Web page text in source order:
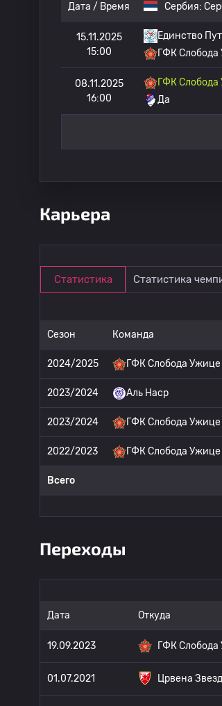
Дата / Время Сербия:
15.11.2025
15:00
Единство
ГФК
08.11.2025
16:00
ГФК
Да
Карьера
Статистика Статистика
Сезон Команда
2024/2025 ГФК Слобода Ужице
2023/2024 Аль Наср
2023/2024 ГФК Слобода Ужице
2022/2023 ГФК Слобода Ужице
Всего
Переходы
Дата Откуда
19.09.2023 ГФК
01.07.2021 Црвена